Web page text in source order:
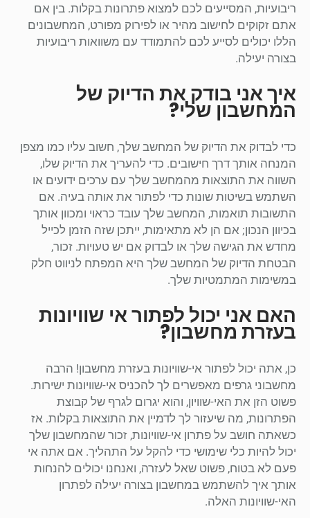
ריבועיות, המסייעים לכם למצוא פתרונות בקלות. בין אם
אתם זקוקים לחישוב מהיר או לפירוק מפורט, המחשבונים
הללו יכולים לסייע לכם להתמודד עם משוואות ריבועיות
בצורה יעילה.
איך אני בודק את הדיוק של
המחשבון שלי?
כדי לבדוק את הדיוק של המחשב שלך, חשוב עליו כמו מצפן
המנחה אותך דרך חישובים. כדי להעריך את הדיוק שלו,
השווה את התוצאות מהמחשב שלך עם ערכים ידועים או
השתמש בשיטות שונות כדי לפתור את אותה בעיה. אם
התשובות תואמות, המחשב שלך עובד כראוי ומכוון אותך
בכיוון הנכון; אם הן לא מתאימות, ייתכן שזה הזמן לכייל
מחדש את הגישה שלך או לבדוק אם יש טעויות. זכור,
הבטחת הדיוק של המחשב שלך היא המפתח לניווט חלק
במשימות המתמטיות שלך.
האם אני יכול לפתור אי שוויונות
בעזרת מחשבון?
כן, אתה יכול לפתור אי-שוויונות בעזרת מחשבון! הרבה
מחשבוני גרפים מאפשרים לך להכניס אי-שוויונות ישירות.
פשוט הזן את האי-שוויון, והוא יגרום לגרף של קבוצת
הפתרונות, מה שיעזור לך לדמיין את התוצאות בקלות. אז
כשאתה חושב על פתרון אי-שוויונות, זכור שהמחשבון שלך
יכול להיות כלי שימושי כדי להקל על התהליך. אם אתה אי
פעם לא בטוח, פשוט שאל לעזרה, ואנחנו יכולים להנחות
אותך איך להשתמש במחשבון בצורה יעילה לפתרון
האי-שוויונות האלה.